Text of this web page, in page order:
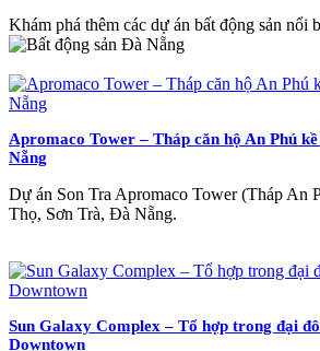
Khám phá thêm các dự án bất động sản nổi
Apromaco Tower – Tháp căn hộ An Phú
Nẵng
Dự án Son Tra Apromaco Tower (Tháp An
Thọ, Sơn Trà, Đà Nẵng.
Sun Galaxy Complex – Tổ hợp trong đại
Downtown